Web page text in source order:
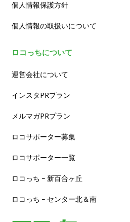
個人情報保護方針
個人情報の取扱いについて
ロコっちについて
運営会社について
インスタPRプラン
メルマガPRプラン
ロコサポーター募集
ロコサポーター一覧
ロコっち – 新百合ヶ丘
ロコっち – センター北＆南